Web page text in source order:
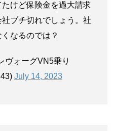
けど保険金を過大請求
ブチ切れでしょう。社
なるのでは？
ヴォーグVN5乗り
July 14, 2023